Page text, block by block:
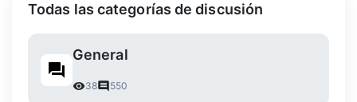
Todas las categorías de discusión
General
38 550